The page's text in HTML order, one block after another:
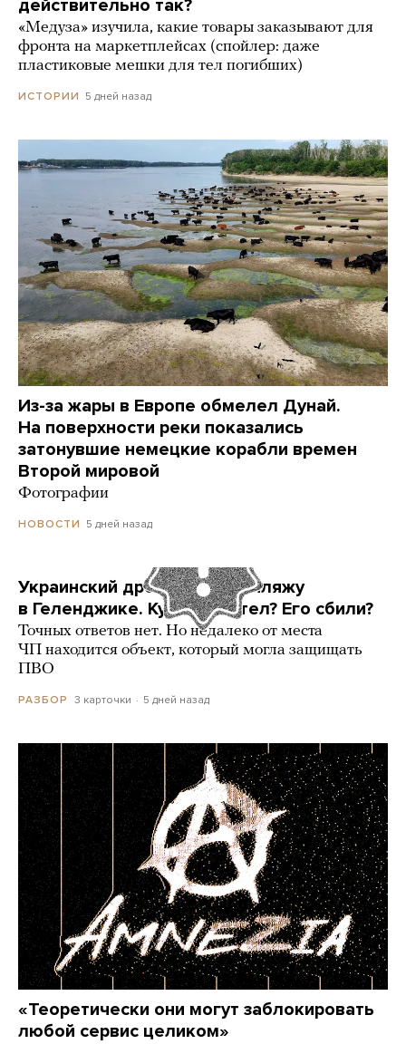
действительно так?
«Медуза» изучила, какие товары заказывают для
фронта на маркетплейсах (спойлер: даже
пластиковые мешки для тел погибших)
ИСТОРИИ 5 дней назад
Из-за жары в Европе обмелел Дунай.
На поверхности реки показались
затонувшие немецкие корабли времен
Второй мировой
Фотографии
НОВОСТИ 5 дней назад
Украинский дрон попал по пляжу
в Геленджике. Куда он летел? Его сбили?
Точных ответов нет. Но недалеко от места
ЧП находится объект, который могла защищать
ПВО
РАЗБОР 3 карточки 5 дней назад
«Теоретически они могут заблокировать
любой сервис целиком»